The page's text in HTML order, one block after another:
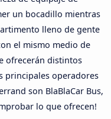
un bocadillo mientras
lleno de gente
el mismo medio de
ofrecerán distintos
principales operadores
son BlaBlaCar Bus,
lo que ofrecen!